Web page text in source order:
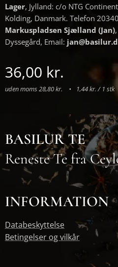
Lager, Jylland: c/o NTG
Kolding, Danmark. Telefon
Markuspladsen Sjælland (Jan)
Dyssegård, Email:
36,00 kr.
uden moms 28,80 kr. 1,44 kr. / 1 stk
BASILUR TE
Reneste Te fra
INFORMATION
Databeskyttelse
Betingelser og vilkår